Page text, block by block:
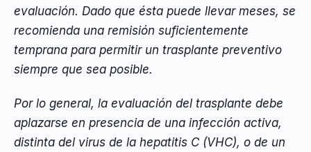
evaluación. Dado que ésta puede llevar meses, se
recomienda una remisión suficientemente
temprana para permitir un trasplante preventivo
siempre que sea posible.
Por lo general, la evaluación del trasplante debe
aplazarse en presencia de una infección activa,
distinta del virus de la hepatitis C (VHC), o de un